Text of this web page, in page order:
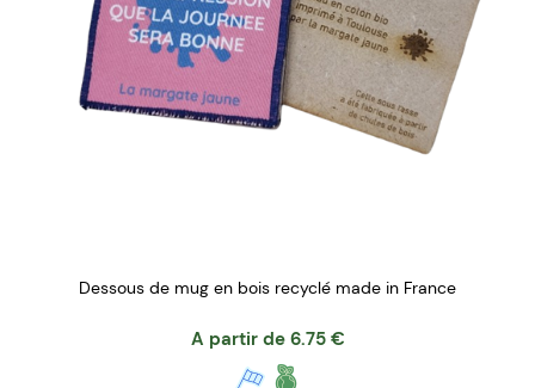
Dessous de mug en bois recyclé made in France
A partir de 6.75 €